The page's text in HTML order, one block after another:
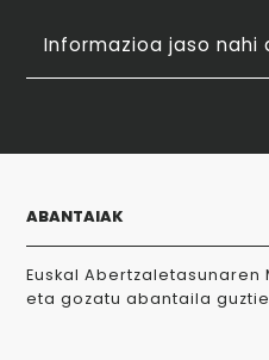
Informazioa jaso nahi
ABANTAIAK
Euskal
eta gozatu abantaila